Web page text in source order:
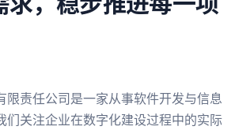
限责任公司是一家从事软件开发与信息
们关注企业在数字化建设过程中的实际